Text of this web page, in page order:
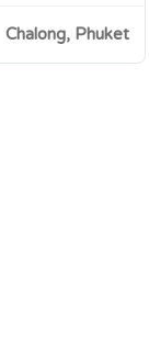
Chalong, Phuket